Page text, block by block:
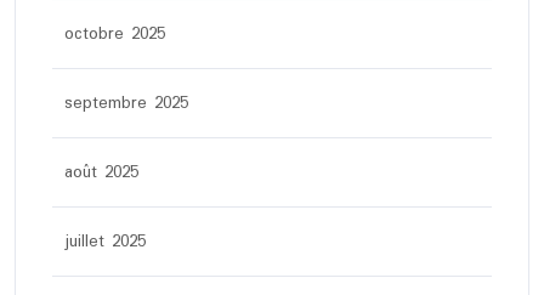
octobre 2025
septembre 2025
août 2025
juillet 2025